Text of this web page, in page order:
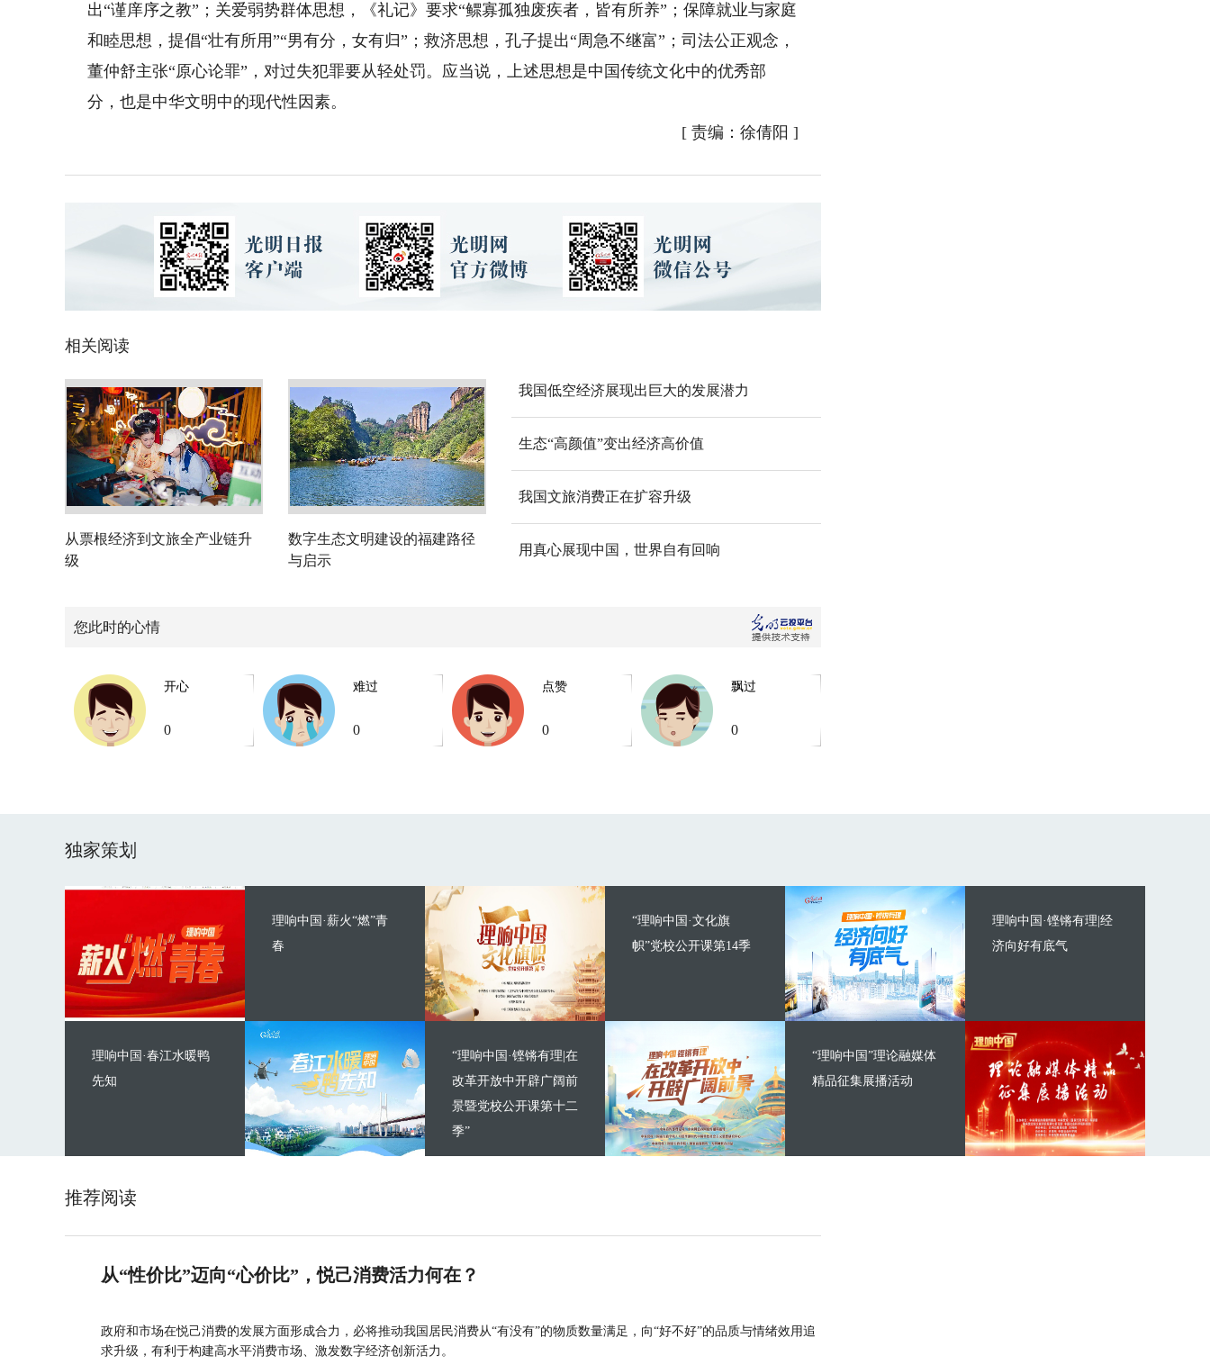
出“谨庠序之教”；关爱弱势群体思想，《礼记》要求“鳏寡孤独废疾者，皆有所养”；保障就业与家庭
和睦思想，提倡“壮有所用”“男有分，女有归”；救济思想，孔子提出“周急不继富”；司法公正观念，
董仲舒主张“原心论罪”，对过失犯罪要从轻处罚。应当说，上述思想是中国传统文化中的优秀部
分，也是中华文明中的现代性因素。
[ 责编：徐倩阳 ]
相关阅读
从票根经济到文旅全产业链升
级
数字生态文明建设的福建路径
与启示
我国低空经济展现出巨大的发展潜力
生态“高颜值”变出经济高价值
我国文旅消费正在扩容升级
用真心展现中国，世界自有回响
您此时的心情
开心
0
难过
0
点赞
0
飘过
0
独家策划
理响中国·薪火“燃”青
春
理响中国·春江水暖鸭
先知
“理响中国·文化旗
帜”党校公开课第14季
“理响中国·铿锵有理|在
改革开放中开辟广阔前
景暨党校公开课第十二
季”
理响中国·铿锵有理|经
济向好有底气
“理响中国”理论融媒体
精品征集展播活动
推荐阅读
从“性价比”迈向“心价比”，悦己消费活力何在？
政府和市场在悦己消费的发展方面形成合力，必将推动我国居民消费从“有没有”的物质数量满足，向“好不好”的品质与情绪效用追
求升级，有利于构建高水平消费市场、激发数字经济创新活力。